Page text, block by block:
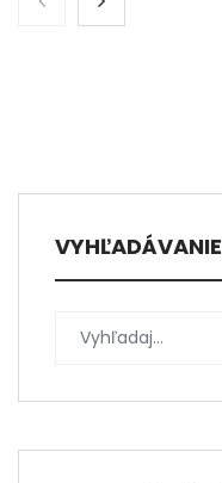
VYHĽADÁVANIE